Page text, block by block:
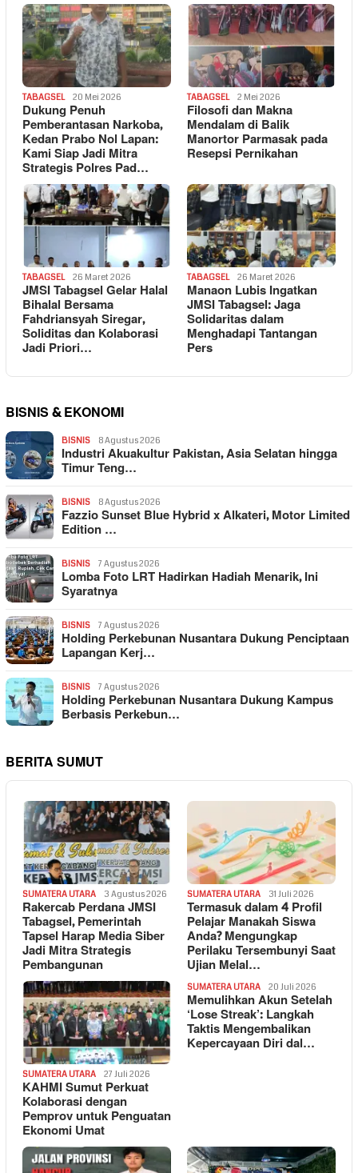
TABAGSEL 20 Mei 2026
Dukung Penuh
Pemberantasan Narkoba,
Kedan Prabo Nol Lapan:
Kami Siap Jadi Mitra
Strategis Polres Pad…
TABAGSEL 2 Mei 2026
Filosofi dan Makna
Mendalam di Balik
Manortor Parmasak pada
Resepsi Pernikahan
TABAGSEL 26 Maret 2026
JMSI Tabagsel Gelar Halal
Bihalal Bersama
Fahdriansyah Siregar,
Soliditas dan Kolaborasi
Jadi Priori…
TABAGSEL 26 Maret 2026
Manaon Lubis Ingatkan
JMSI Tabagsel: Jaga
Solidaritas dalam
Menghadapi Tantangan
Pers
BISNIS & EKONOMI
BISNIS 8 Agustus 2026
Industri Akuakultur Pakistan, Asia Selatan hingga
Timur Teng…
BISNIS 8 Agustus 2026
Fazzio Sunset Blue Hybrid x Alkateri, Motor Limited
Edition …
BISNIS 7 Agustus 2026
Lomba Foto LRT Hadirkan Hadiah Menarik, Ini
Syaratnya
BISNIS 7 Agustus 2026
Holding Perkebunan Nusantara Dukung Penciptaan
Lapangan Kerj…
BISNIS 7 Agustus 2026
Holding Perkebunan Nusantara Dukung Kampus
Berbasis Perkebun…
BERITA SUMUT
SUMATERA UTARA 3 Agustus 2026
Rakercab Perdana JMSI
Tabagsel, Pemerintah
Tapsel Harap Media Siber
Jadi Mitra Strategis
Pembangunan
SUMATERA UTARA 31 Juli 2026
Termasuk dalam 4 Profil
Pelajar Manakah Siswa
Anda? Mengungkap
Perilaku Tersembunyi Saat
Ujian Melal…
SUMATERA UTARA 27 Juli 2026
KAHMI Sumut Perkuat
Kolaborasi dengan
Pemprov untuk Penguatan
Ekonomi Umat
SUMATERA UTARA 20 Juli 2026
Memulihkan Akun Setelah
‘Lose Streak’: Langkah
Taktis Mengembalikan
Kepercayaan Diri dal…